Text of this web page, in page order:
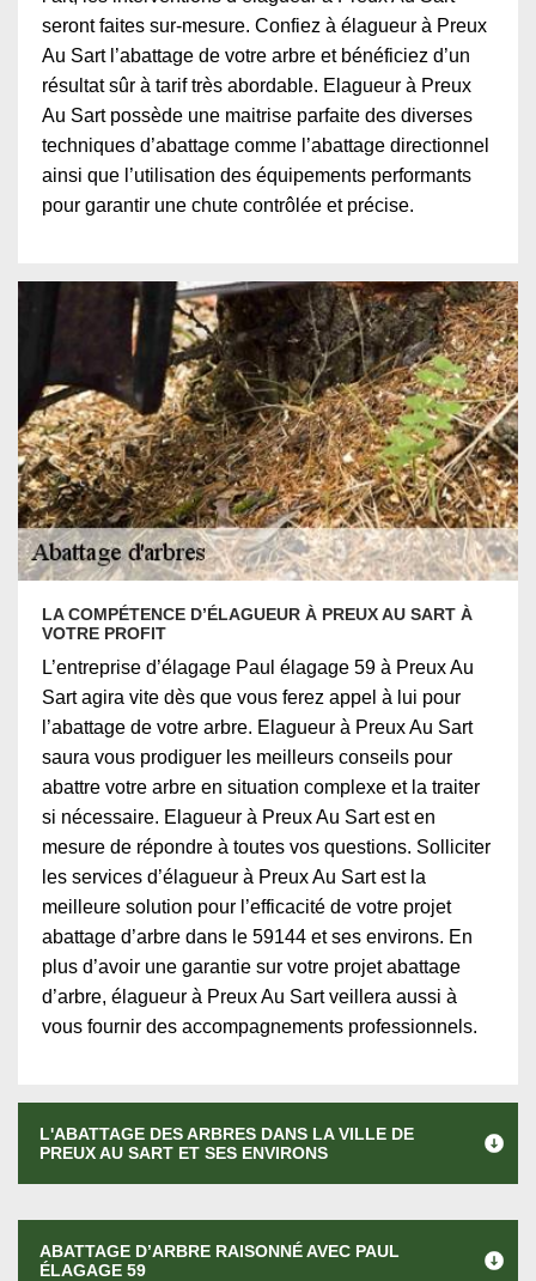
seront faites sur-mesure. Confiez à élagueur à Preux
Au Sart l’abattage de votre arbre et bénéficiez d’un
résultat sûr à tarif très abordable. Elagueur à Preux
Au Sart possède une maitrise parfaite des diverses
techniques d’abattage comme l’abattage directionnel
ainsi que l’utilisation des équipements performants
pour garantir une chute contrôlée et précise.
LA COMPÉTENCE D’ÉLAGUEUR À PREUX AU SART À
VOTRE PROFIT
L’entreprise d’élagage Paul élagage 59 à Preux Au
Sart agira vite dès que vous ferez appel à lui pour
l’abattage de votre arbre. Elagueur à Preux Au Sart
saura vous prodiguer les meilleurs conseils pour
abattre votre arbre en situation complexe et la traiter
si nécessaire. Elagueur à Preux Au Sart est en
mesure de répondre à toutes vos questions. Solliciter
les services d’élagueur à Preux Au Sart est la
meilleure solution pour l’efficacité de votre projet
abattage d’arbre dans le 59144 et ses environs. En
plus d’avoir une garantie sur votre projet abattage
d’arbre, élagueur à Preux Au Sart veillera aussi à
vous fournir des accompagnements professionnels.
L'ABATTAGE DES ARBRES DANS LA VILLE DE
PREUX AU SART ET SES ENVIRONS
ABATTAGE D’ARBRE RAISONNÉ AVEC PAUL
ÉLAGAGE 59